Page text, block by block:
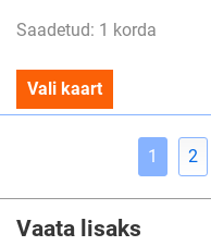
Saadetud: 1 korda
Vali kaart
1 2
Vaata lisaks